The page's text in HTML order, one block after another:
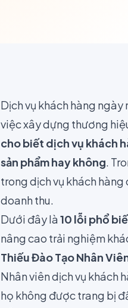
Dịch vụ khách hàng
việc xây dựng thương
cho biết dịch vụ khách
sản phẩm hay không.
trong dịch vụ khách
doanh thu.
Dưới đây là10 lỗi phổ
nâng cao trải nghiệm
Thiếu Đào Tạo Nhân
Nhân viên dịch vụ khách
họ không được trang bị